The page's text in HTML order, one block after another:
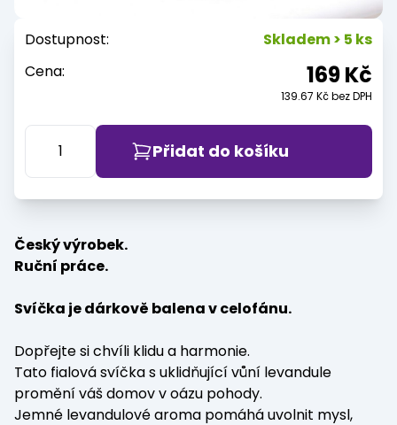
Dostupnost:
Skladem > 5 ks
Cena:
169 Kč
139.67 Kč bez DPH
Přidat do košíku
Český výrobek.
Ruční práce.
Svíčka je dárkově balena v celofánu.
Dopřejte si chvíli klidu a harmonie.
Tato fialová svíčka s uklidňující vůní levandule
promění váš domov v oázu pohody.
Jemné levandulové aroma pomáhá uvolnit mysl,